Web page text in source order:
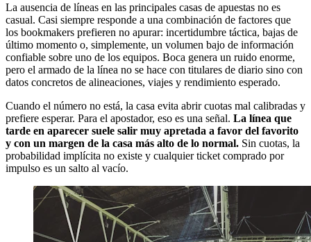
La ausencia de líneas en las principales casas de apuestas no es
casual. Casi siempre responde a una combinación de factores que
los bookmakers prefieren no apurar: incertidumbre táctica, bajas de
último momento o, simplemente, un volumen bajo de información
confiable sobre uno de los equipos. Boca genera un ruido enorme,
pero el armado de la línea no se hace con titulares de diario sino con
datos concretos de alineaciones, viajes y rendimiento esperado.
Cuando el número no está, la casa evita abrir cuotas mal calibradas y
prefiere esperar. Para el apostador, eso es una señal. La línea que
tarde en aparecer suele salir muy apretada a favor del favorito
y con un margen de la casa más alto de lo normal. Sin cuotas, la
probabilidad implícita no existe y cualquier ticket comprado por
impulso es un salto al vacío.